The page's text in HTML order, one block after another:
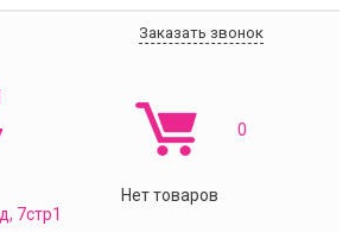
Заказать звонок
7стр1
Нет товаров
0